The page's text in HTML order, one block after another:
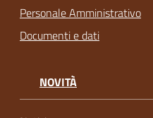
Personale Amministrativo
Documenti e dati
NOVITÀ